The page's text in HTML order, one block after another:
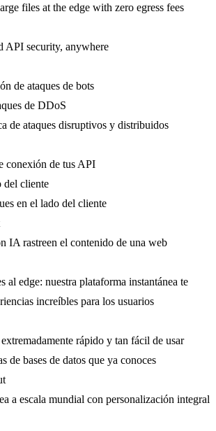
files at the edge with zero egress fees
API security, anywhere
de ataques de bots
de DDoS
de ataques disruptivos y distribuidos
conexión de tus API
del cliente
en el lado del cliente
IA rastreen el contenido de una web
al edge: nuestra plataforma instantánea te
increíbles para los usuarios
rápido y tan fácil de usar
de bases de datos que ya conoces
a escala mundial con personalización integral